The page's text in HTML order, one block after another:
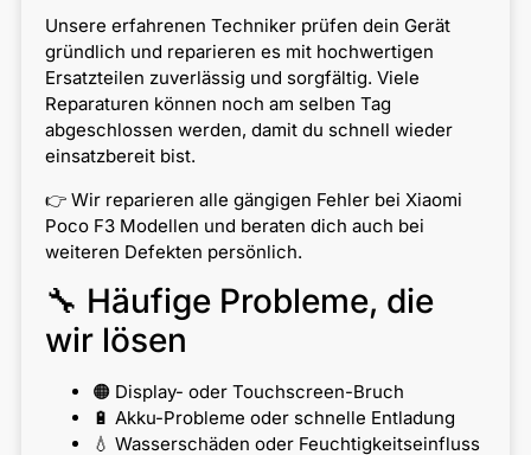
Unsere erfahrenen Techniker prüfen dein Gerät
gründlich und reparieren es mit hochwertigen
Ersatzteilen zuverlässig und sorgfältig. Viele
Reparaturen können noch am selben Tag
abgeschlossen werden, damit du schnell wieder
einsatzbereit bist.
👉 Wir reparieren alle gängigen Fehler bei Xiaomi
Poco F3 Modellen und beraten dich auch bei
weiteren Defekten persönlich.
🔧 Häufige Probleme, die
wir lösen
🟠 Display- oder Touchscreen-Bruch
🔋 Akku-Probleme oder schnelle Entladung
💧 Wasserschäden oder Feuchtigkeitseinfluss